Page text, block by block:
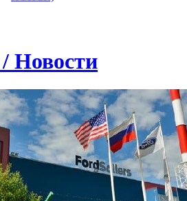
Новости